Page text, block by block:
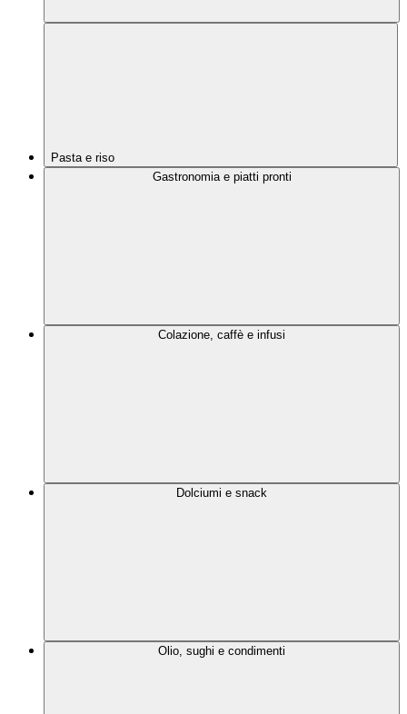
Pasta e riso
Gastronomia e piatti pronti
Colazione, caffè e infusi
Dolciumi e snack
Olio, sughi e condimenti